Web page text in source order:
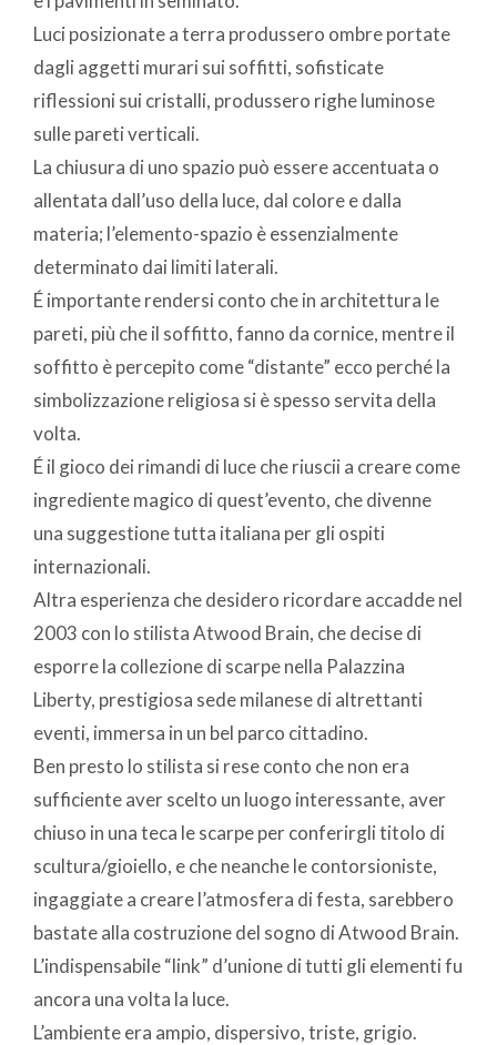
Luci posizionate a terra produssero ombre portate
dagli aggetti murari sui soffitti, sofisticate
riflessioni sui cristalli, produssero righe luminose
sulle pareti verticali.
La chiusura di uno spazio può essere accentuata o
allentata dall’uso della luce, dal colore e dalla
materia; l’elemento-spazio è essenzialmente
determinato dai limiti laterali.
É importante rendersi conto che in architettura le
pareti, più che il soffitto, fanno da cornice, mentre il
soffitto è percepito come “distante” ecco perché la
simbolizzazione religiosa si è spesso servita della
volta.
É il gioco dei rimandi di luce che riuscii a creare come
ingrediente magico di quest’evento, che divenne
una suggestione tutta italiana per gli ospiti
internazionali.
Altra esperienza che desidero ricordare accadde nel
2003 con lo stilista Atwood Brain, che decise di
esporre la collezione di scarpe nella Palazzina
Liberty, prestigiosa sede milanese di altrettanti
eventi, immersa in un bel parco cittadino.
Ben presto lo stilista si rese conto che non era
sufficiente aver scelto un luogo interessante, aver
chiuso in una teca le scarpe per conferirgli titolo di
scultura/gioiello, e che neanche le contorsioniste,
ingaggiate a creare l’atmosfera di festa, sarebbero
bastate alla costruzione del sogno di Atwood Brain.
L’indispensabile “link” d’unione di tutti gli elementi fu
ancora una volta la luce.
L’ambiente era ampio, dispersivo, triste, grigio.